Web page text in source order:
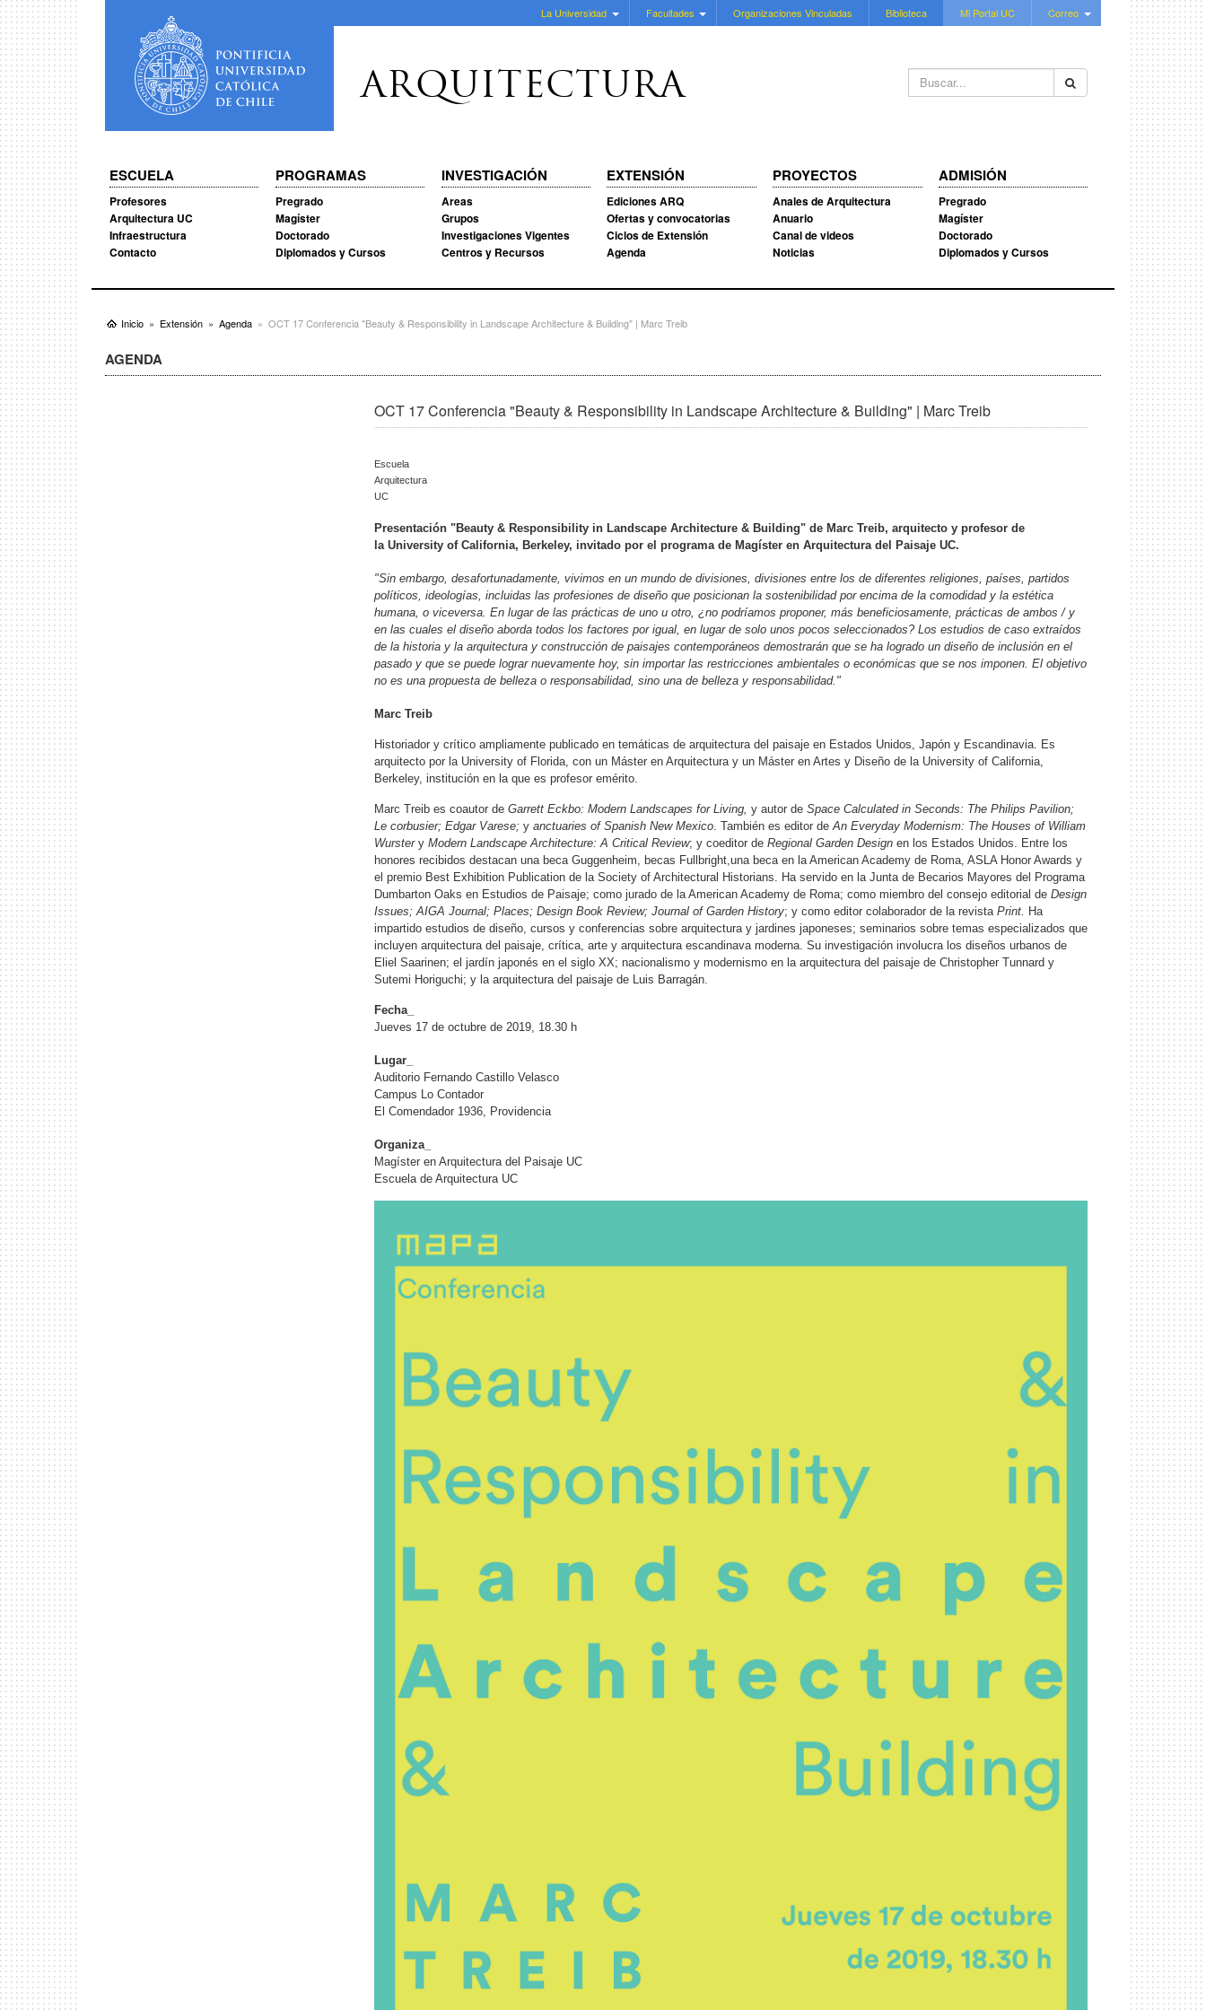
La Universidad Facultades Organizaciones Vinculadas Biblioteca Mi Portal UC Correo
Buscar...
ARQUITECTURA
ESCUELA
Profesores
Arquitectura UC
Infraestructura
Contacto
PROGRAMAS
Pregrado
Magíster
Doctorado
Diplomados y Cursos
INVESTIGACIÓN
Areas
Grupos
Investigaciones Vigentes
Centros y Recursos
EXTENSIÓN
Ediciones ARQ
Ofertas y convocatorias
Ciclos de Extensión
Agenda
PROYECTOS
Anales de Arquitectura
Anuario
Canal de videos
Noticias
ADMISIÓN
Pregrado
Magíster
Doctorado
Diplomados y Cursos
Inicio Extensión Agenda OCT 17 Conferencia "Beauty & Responsibility in Landscape Architecture & Building" | Marc Treib
AGENDA
OCT 17 Conferencia "Beauty & Responsibility in Landscape Architecture & Building" | Marc Treib
Escuela
Arquitectura
UC
Presentación "Beauty & Responsibility in Landscape Architecture & Building" de Marc Treib, arquitecto y profesor de
la University of California, Berkeley, invitado por el programa de Magíster en Arquitectura del Paisaje UC.
"Sin embargo, desafortunadamente, vivimos en un mundo de divisiones, divisiones entre los de diferentes religiones, países, partidos
políticos, ideologías, incluidas las profesiones de diseño que posicionan la sostenibilidad por encima de la comodidad y la estética
humana, o viceversa. En lugar de las prácticas de uno u otro, ¿no podríamos proponer, más beneficiosamente, prácticas de ambos / y
en las cuales el diseño aborda todos los factores por igual, en lugar de solo unos pocos seleccionados? Los estudios de caso extraídos
de la historia y la arquitectura y construcción de paisajes contemporáneos demostrarán que se ha logrado un diseño de inclusión en el
pasado y que se puede lograr nuevamente hoy, sin importar las restricciones ambientales o económicas que se nos imponen. El objetivo
no es una propuesta de belleza o responsabilidad, sino una de belleza y responsabilidad."
Marc Treib
Historiador y crítico ampliamente publicado en temáticas de arquitectura del paisaje en Estados Unidos, Japón y Escandinavia. Es
arquitecto por la University of Florida, con un Máster en Arquitectura y un Máster en Artes y Diseño de la University of California,
Berkeley, institución en la que es profesor emérito.
Marc Treib es coautor de Garrett Eckbo: Modern Landscapes for Living, y autor de Space Calculated in Seconds: The Philips Pavilion;
Le corbusier; Edgar Varese; y anctuaries of Spanish New Mexico. También es editor deAn Everyday Modernism: The Houses of William
Wurster y Modern Landscape Architecture: A Critical Review; y coeditor de Regional Garden Design en los Estados Unidos. Entre los
honores recibidos destacan una beca Guggenheim, becas Fullbright,una beca en la American Academy de Roma, ASLA Honor Awards y
el premio Best Exhibition Publication de la Society of Architectural Historians. Ha servido en la Junta de Becarios Mayores del Programa
Dumbarton Oaks en Estudios de Paisaje; como jurado de la American Academy de Roma; como miembro del consejo editorial de Design
Issues; AIGA Journal; Places; Design Book Review; Journal of Garden History; y como editor colaborador de la revista Print. Ha
impartido estudios de diseño, cursos y conferencias sobre arquitectura y jardines japoneses; seminarios sobre temas especializados que
incluyen arquitectura del paisaje, crítica, arte y arquitectura escandinava moderna. Su investigación involucra los diseños urbanos de
Eliel Saarinen; el jardín japonés en el siglo XX; nacionalismo y modernismo en la arquitectura del paisaje de Christopher Tunnard y
Sutemi Horiguchi; y la arquitectura del paisaje de Luis Barragán.
Fecha_
Jueves 17 de octubre de 2019, 18.30 h
Lugar_
Auditorio Fernando Castillo Velasco
Campus Lo Contador
El Comendador 1936, Providencia
Organiza_
Magíster en Arquitectura del Paisaje UC
Escuela de Arquitectura UC